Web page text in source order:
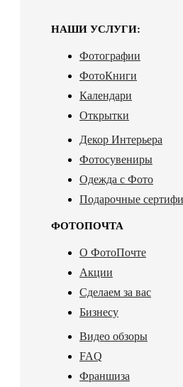
НАШИ УСЛУГИ:
Фотографии
ФотоКниги
Календари
Открытки
Декор Интерьера
Фотосувениры
Одежда с Фото
Подарочные
ФОТОПОЧТА
О ФотоПочте
Акции
Сделаем за вас
Бизнесу
Видео обзоры
FAQ
Франшиза